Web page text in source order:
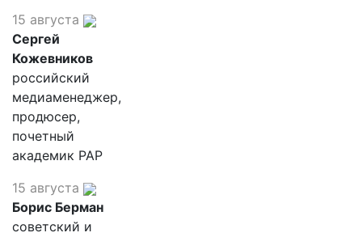
15 августа
Сергей
Кожевников
российский
медиаменеджер,
продюсер,
почетный
академик РАР
15 августа
Борис Берман
советский и